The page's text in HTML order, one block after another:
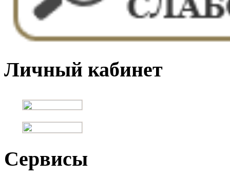
Личный кабинет
Сервисы